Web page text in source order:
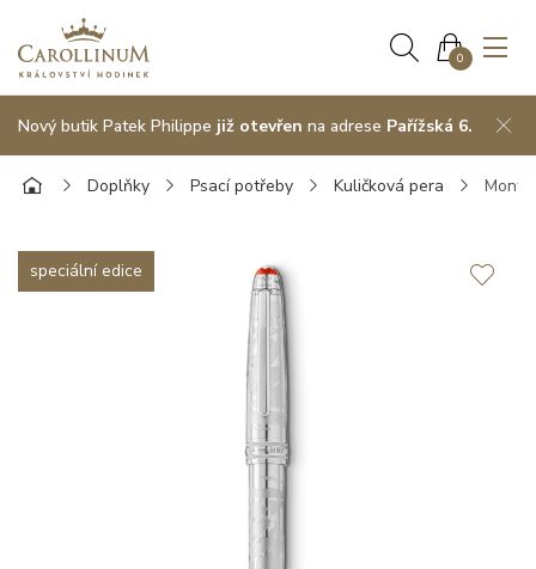
0
Nový butik Patek Philippe již otevřen na adrese Pařížská 6.
Doplňky Psací potřeby Kuličková pera
speciální edice